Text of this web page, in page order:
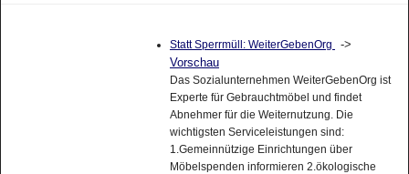
Statt Sperrmüll: WeiterGebenOrg
->
Vorschau
Das Sozialunternehmen WeiterGebenOrg ist
Experte für Gebrauchtmöbel und findet
Abnehmer für die Weiternutzung. Die
wichtigsten Serviceleistungen sind:
1.Gemeinnützige Einrichtungen über
Möbelspenden informieren 2.ökologische